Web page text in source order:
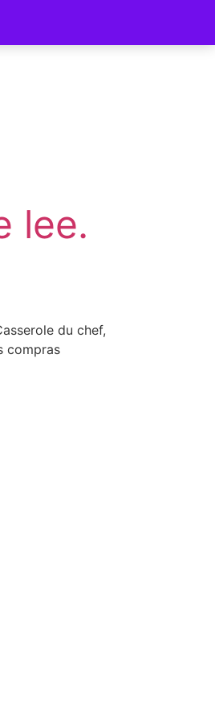
lee.
du chef,
compras